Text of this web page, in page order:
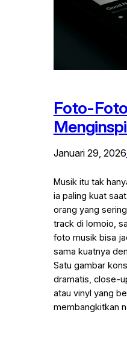
Foto-
Januari 29, 2026
Musik itu tak
ia paling kuat
orang yang
track di Iomoio,
foto musik bisa
sama kuatnya
Satu gambar
dramatis, close-
atau vinyl yang
membangkitkan